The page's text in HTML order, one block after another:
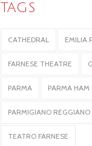
TAGS
CATHEDRAL EMILIA
FARNESE THEATRE
PARMA PARMA HAM
PARMIGIANO REGGIANO
TEATRO FARNESE